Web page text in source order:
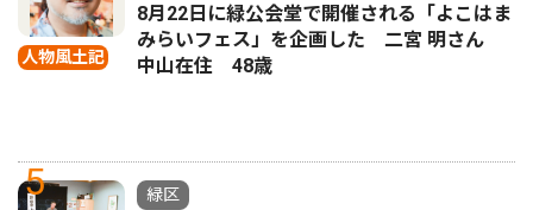
人物風土記
8月22日に緑公会堂で開催される「よこはま
みらいフェス」を企画した 二宮 明さん
中山在住 48歳
5
緑区